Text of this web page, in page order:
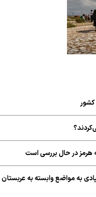
مواضع وابسته به عربستان